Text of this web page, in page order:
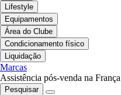
Lifestyle
Equipamentos
Área do Clube
Condicionamento físico
Liquidação
Marcas
Assistência pós-venda na França
Pesquisar